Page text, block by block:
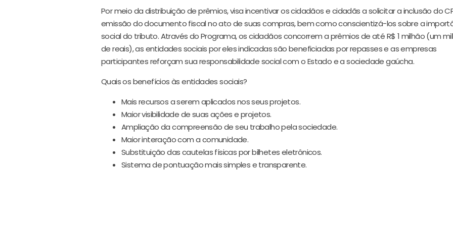
Por meio da distribuição de prêmios, visa incentivar os cidadãos e cidadãs a solicitar a inclusão do
emissão do documento fiscal no ato de suas compras, bem como conscientizá-los sobre a
social do tributo. Através do Programa, os cidadãos concorrem a prêmios de até R$ 1 milhão (um
de reais), as entidades sociais por eles indicadas são beneficiadas por repasses e as empresas
participantes reforçam sua responsabilidade social com o Estado e a sociedade gaúcha.
Quais os benefícios às entidades sociais?
Mais recursos a serem aplicados nos seus projetos.
Maior visibilidade de suas ações e projetos.
Ampliação da compreensão de seu trabalho pela sociedade.
Maior interação com a comunidade.
Substituição das cautelas físicas por bilhetes eletrônicos.
Sistema de pontuação mais simples e transparente.